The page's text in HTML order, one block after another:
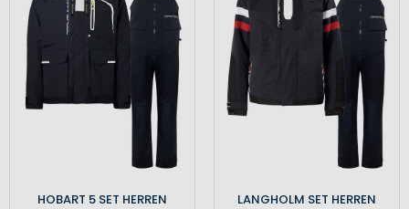
HOBART 5 SET HERREN LANGHOLM SET HERREN